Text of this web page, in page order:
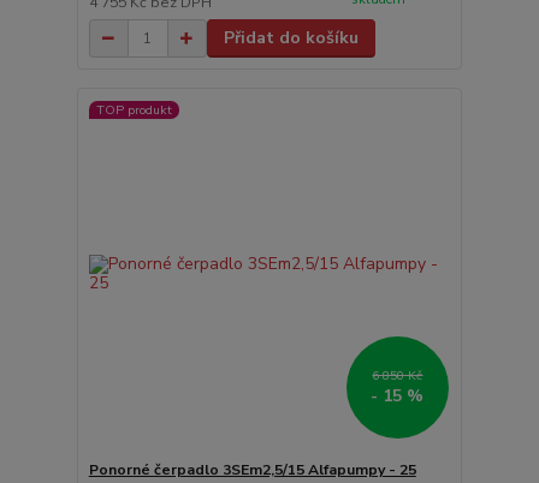
Přidat do košíku
TOP produkt
6 850 Kč
- 15 %
Ponorné čerpadlo 3SEm2,5/15 Alfapumpy - 25